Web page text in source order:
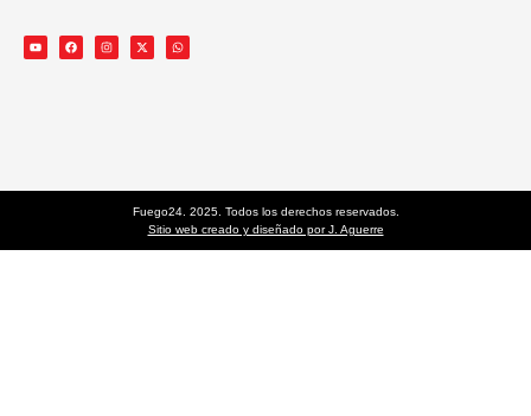
Fuego24. 2025. Todos los derechos reservados.
Sitio web creado y diseñado por J. Aguerre